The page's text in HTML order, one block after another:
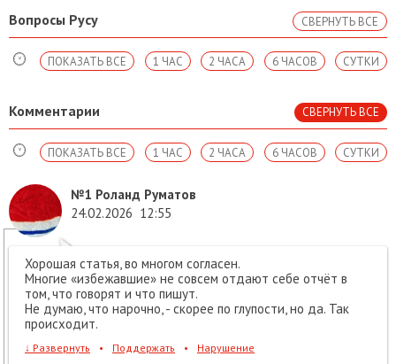
Вопросы Русу СВЕРНУТЬ ВСЕ
СУТКИ
6 ЧАСОВ
2 ЧАСА
1 ЧАС
ПОКАЗАТЬ ВСЕ
Комментарии СВЕРНУТЬ ВСЕ
СУТКИ
6 ЧАСОВ
2 ЧАСА
1 ЧАС
ПОКАЗАТЬ ВСЕ
№1 Роланд Руматов
24.02.2026 12:55
Хорошая статья, во многом согласен.
Многие «избежавшие» не совсем отдают себе отчёт в
том, что говорят и что пишут.
Не думаю, что нарочно, - скорее по глупости, но да. Так
происходит.
↓ Развернуть • Поддержать • Нарушение